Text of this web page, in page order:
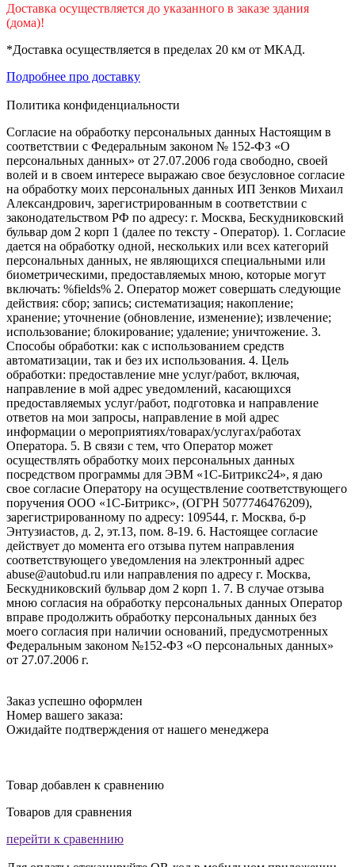
Доставка осуществляется до указанного в заказе здания
(дома)!
*Доставка осуществляется в пределах 20 км от МКАД.
Подробнее про доставку
Политика конфиденциальности
Согласие на обработку персональных данных Настоящим в
соответствии с Федеральным законом № 152-ФЗ «О
персональных данных» от 27.07.2006 года свободно, своей
волей и в своем интересе выражаю свое безусловное согласие
на обработку моих персональных данных ИП Зенков Михаил
Александрович, зарегистрированным в соответствии с
законодательством РФ по адресу: г. Москва, Бескудниковский
бульвар дом 2 корп 1 (далее по тексту - Оператор). 1. Согласие
дается на обработку одной, нескольких или всех категорий
персональных данных, не являющихся специальными или
биометрическими, предоставляемых мною, которые могут
включать: %fields% 2. Оператор может совершать следующие
действия: сбор; запись; систематизация; накопление;
хранение; уточнение (обновление, изменение); извлечение;
использование; блокирование; удаление; уничтожение. 3.
Способы обработки: как с использованием средств
автоматизации, так и без их использования. 4. Цель
обработки: предоставление мне услуг/работ, включая,
направление в мой адрес уведомлений, касающихся
предоставляемых услуг/работ, подготовка и направление
ответов на мои запросы, направление в мой адрес
информации о мероприятиях/товарах/услугах/работах
Оператора. 5. В связи с тем, что Оператор может
осуществлять обработку моих персональных данных
посредством программы для ЭВМ «1С-Битрикс24», я даю
свое согласие Оператору на осуществление соответствующего
поручения ООО «1С-Битрикс», (ОГРН 5077746476209),
зарегистрированному по адресу: 109544, г. Москва, б-р
Энтузиастов, д. 2, эт.13, пом. 8-19. 6. Настоящее согласие
действует до момента его отзыва путем направления
соответствующего уведомления на электронный адрес
abuse@autobud.ru или направления по адресу г. Москва,
Бескудниковский бульвар дом 2 корп 1. 7. В случае отзыва
мною согласия на обработку персональных данных Оператор
вправе продолжить обработку персональных данных без
моего согласия при наличии оснований, предусмотренных
Федеральным законом №152-ФЗ «О персональных данных»
от 27.07.2006 г.
Заказ успешно оформлен
Номер вашего заказа:
Ожидайте подтверждения от нашего менеджера
Товар добавлен к сравнению
Товаров для сравнения
перейти к сравеннию